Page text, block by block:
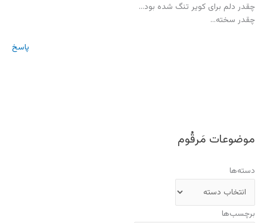
چقدر دلم برای کویر تنگ شده بود…
چقدر سخته…
پاسخ
موضوعات مَرقُوم
دسته‌ها
برچسب‌ها